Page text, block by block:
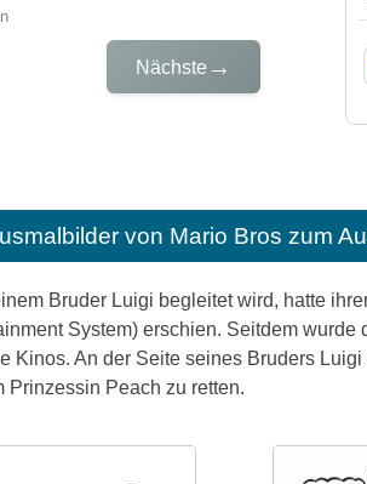
Nächste →
von Mario Bros zum
Bruder Luigi begleitet wird, hatte
System) erschien. Seitdem
Kinos. An der Seite seines Bruders
Prinzessin Peach zu retten.